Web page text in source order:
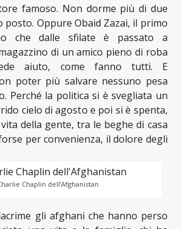
famoso. Non dorme più di due
posto. Oppure Obaid Zazai, il primo
che dalle sfilate è passato a
di un amico pieno di roba
aiuto, come fanno tutti. E
poter più salvare nessuno pesa
Perché la politica si è svegliata un
cielo di agosto e poi si è spenta,
della gente, tra le beghe di casa
per convenienza, il dolore degli
Chaplin dell’Afghanistan
gli afghani che hanno perso